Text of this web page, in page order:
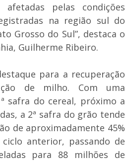
pelas condições
na região sul do
Grosso do Sul”, destaca o
Guilherme Ribeiro.
para a recuperação
de milho. Com uma
safra do cereal, próximo a
a 2ª safra do grão tende
de aproximadamente 45%
anterior, passando de
para 88 milhões de